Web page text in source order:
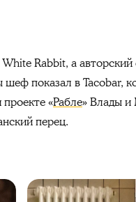
Rabbit, а авторский
показал в Tacobar,
«Рабле» Влады
перец.